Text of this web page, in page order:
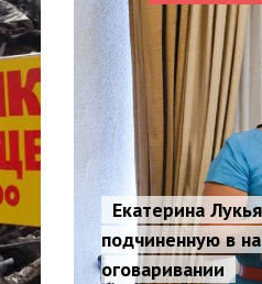
Екатерина
подчиненную в
оговаривании